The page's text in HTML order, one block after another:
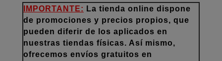
IMPORTANTE: La tienda online dispone
de promociones y precios propios, que
pueden diferir de los aplicados en
nuestras tiendas físicas. Así mismo,
ofrecemos envíos gratuitos en